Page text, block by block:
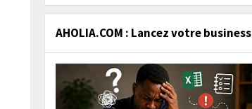
AHOLIA.COM : Lancez votre business